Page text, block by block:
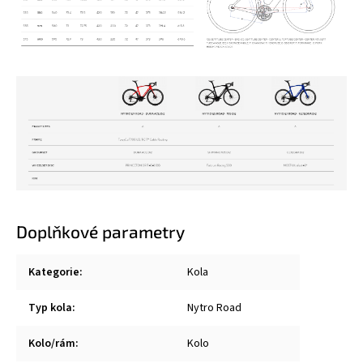
Doplňkové parametry
Kategorie: Kola
Typ kola: Nytro Road
Kolo/rám: Kolo